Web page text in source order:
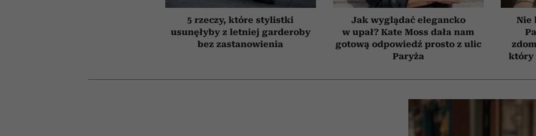
5 rzeczy, które stylistki
usunęłyby z letniej garderoby
bez zastanowienia
Jak wyglądać elegancko
w upał? Kate Moss dała nam
gotową odpowiedź prosto z ulic
Paryża
Nie
który